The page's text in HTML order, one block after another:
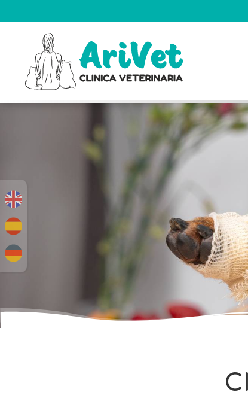
PORTADA
ARIVET
SERVICIOS
ARIVET
SUBVENCIONES
CITA
CONTACTO
AHORA